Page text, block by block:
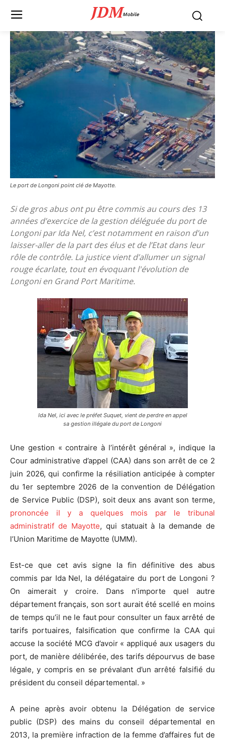
JDMMobile
Le port de Longoni point clé de Mayotte.
Si de gros abus ont pu être commis au cours des 13
années d’exercice de la gestion déléguée du port de
Longoni par Ida Nel, c’est notamment en raison d’un
laisser-aller de la part des élus et de l’Etat dans leur
rôle de contrôle. La justice vient d’allumer un signal
rouge écarlate, tout en évoquant l'évolution de
Longoni en Grand Port Maritime.
Ida Nel, ici avec le préfet Suquet, vient de perdre en appel
sa gestion illégale du port de Longoni
Une gestion « contraire à l’intérêt général », indique la
Cour administrative d’appel (CAA) dans son arrêt de ce 2
juin 2026, qui confirme la résiliation anticipée à compter
du 1er septembre 2026 de la convention de Délégation
de Service Public (DSP), soit deux ans avant son terme,
prononcée il y a quelques mois par le tribunal
administratif de Mayotte, qui statuait à la demande de
l’Union Maritime de Mayotte (UMM).
Est-ce que cet avis signe la fin définitive des abus
commis par Ida Nel, la délégataire du port de Longoni ?
On aimerait y croire. Dans n’importe quel autre
département français, son sort aurait été scellé en moins
de temps qu’il ne le faut pour consulter un faux arrêté de
tarifs portuaires, falsification que confirme la CAA qui
accuse la société MCG d’avoir « appliqué aux usagers du
port, de manière délibérée, des tarifs dépourvus de base
légale, y compris en se prévalant d’un arrêté falsifié du
président du conseil départemental. »
A peine après avoir obtenu la Délégation de service
public (DSP) des mains du conseil départemental en
2013, la première infraction de la femme d’affaires fut de